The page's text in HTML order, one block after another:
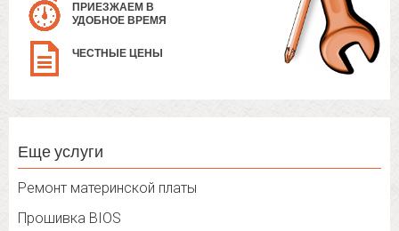
ПРИЕЗЖАЕМ В
УДОБНОЕ ВРЕМЯ
ЧЕСТНЫЕ ЦЕНЫ
Еще услуги
Ремонт материнской платы
Прошивка BIOS